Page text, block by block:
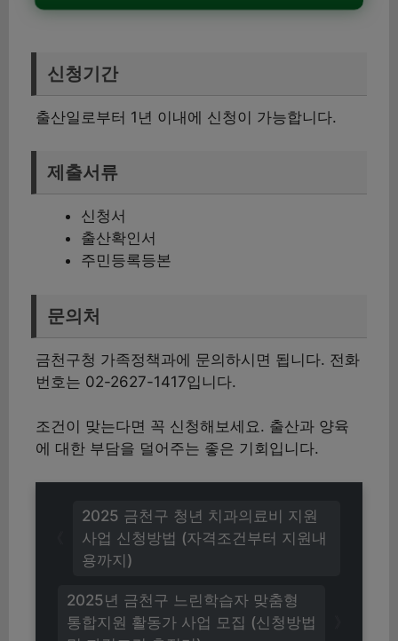
신청기간
출산일로부터 1년 이내에 신청이 가능합니다.
제출서류
신청서
출산확인서
주민등록등본
문의처
금천구청 가족정책과에 문의하시면 됩니다. 전화
번호는 02-2627-1417입니다.
조건이 맞는다면 꼭 신청해보세요. 출산과 양육
에 대한 부담을 덜어주는 좋은 기회입니다.
2025년 금천구 느린학습자 맞춤형
통합지원 활동가 사업 모집 (신청방법
2025 금천구 청년 치과의료비 지원
사업 신청방법 (자격조건부터 지원내
용까지)